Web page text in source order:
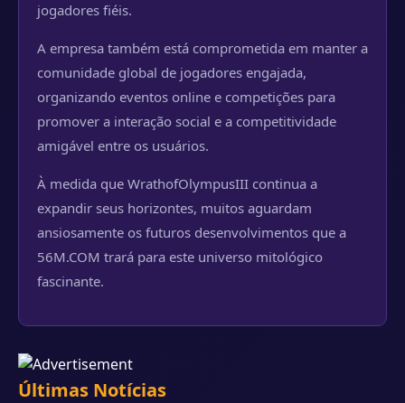
jogadores fiéis.
A empresa também está comprometida em manter a
comunidade global de jogadores engajada,
organizando eventos online e competições para
promover a interação social e a competitividade
amigável entre os usuários.
À medida que WrathofOlympusIII continua a
expandir seus horizontes, muitos aguardam
ansiosamente os futuros desenvolvimentos que a
56M.COM trará para este universo mitológico
fascinante.
Últimas Notícias